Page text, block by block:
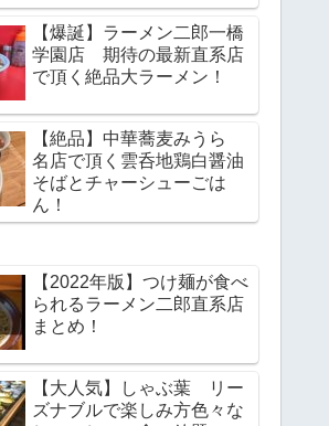
【爆誕】ラーメン二郎一橋
学園店 期待の最新直系店
で頂く絶品大ラーメン！
【絶品】中華蕎麦みうら
名店で頂く雲呑地鶏白醤油
そばとチャーシューごは
ん！
【2022年版】つけ麺が食べ
られるラーメン二郎直系店
まとめ！
【大人気】しゃぶ葉 リー
ズナブルで楽しみ方色々な